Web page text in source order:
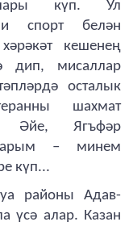
күп. Ул
спорт белән
кешенең
дип, мисаллар
осталык
шахмат
Әйе, Ягъфәр
– минем
күп...
районы Адав-
үсә алар. Казан